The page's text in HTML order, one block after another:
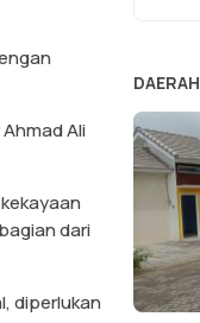
Ali
dari
diperlukan
DAERAH